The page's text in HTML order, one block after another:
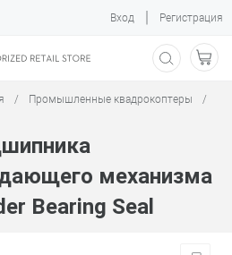
Вход | Регистрация
/ Промышленные квадрокоптеры
/
механизма
Bearing Seal